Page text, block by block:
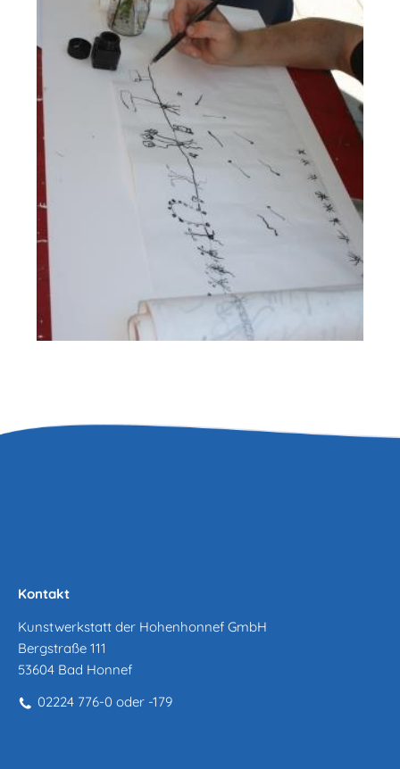
Kontakt
Kunstwerkstatt der Hohenhonnef GmbH
Bergstraße 111
53604 Bad Honnef
02224 776-0 oder -179